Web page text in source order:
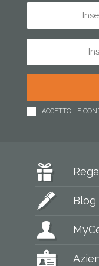
ACCETTO LE
Blog